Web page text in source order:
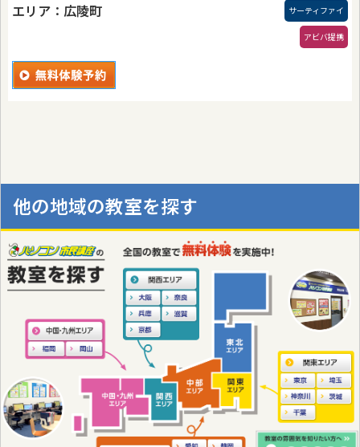
エリア：広陵町
サーティファイ
アビバ提携
他の地域の教室を探す